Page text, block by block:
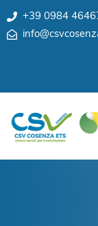
+39 0984
Sedi
Team
associazioni
Per
cittadini